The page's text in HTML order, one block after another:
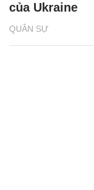
QUÂN SỰ
của Ukraine